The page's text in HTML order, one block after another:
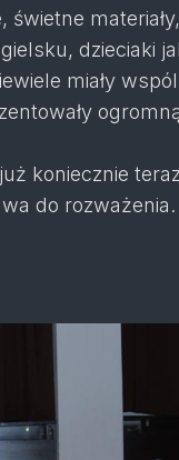
świetne
dzieciaki
miały
koniecznie
do rozważenia.